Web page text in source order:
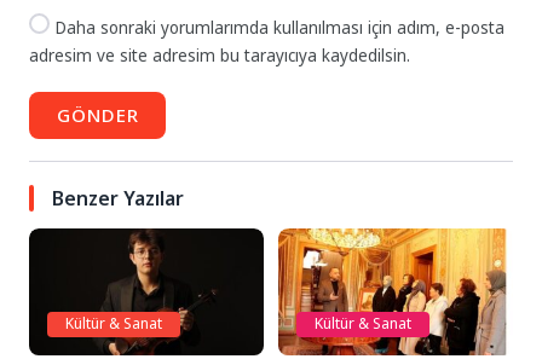
Daha sonraki yorumlarımda kullanılması için adım, e-posta
adresim ve site adresim bu tarayıcıya kaydedilsin.
GÖNDER
Benzer Yazılar
Kültür & Sanat Kültür & Sanat